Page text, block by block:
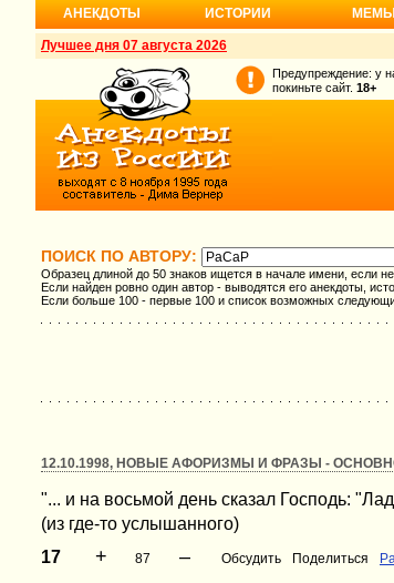
АНЕКДОТЫ ИСТОРИИ МЕМЫ
Лучшее дня 07 августа 2026
Предупреждение: у
покиньте сайт. 18+
ПОИСК ПО АВТОРУ:
Образец длиной до 50 знаков ищется в начале имени, если
Если найден ровно один автор - выводятся его анекдоты,
Если больше 100 - первые 100 и список возможных
12.10.1998, НОВЫЕ АФОРИЗМЫ И ФРАЗЫ -
"... и на восьмой день сказал Господь:
(из где-то услышанного)
17
+ 87 – Обсудить Поделиться